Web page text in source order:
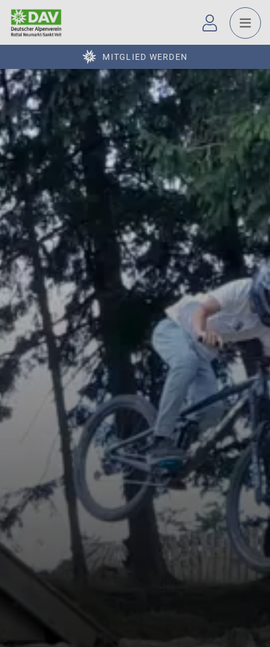
MITGLIED WERDEN
© DAV Rottal Neumarkt-St. Veit